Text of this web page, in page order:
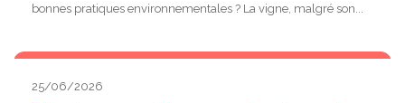
bonnes pratiques environnementales ? La vigne, malgré son...
25/06/2026